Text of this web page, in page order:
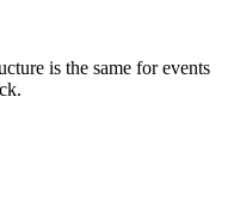
is the same for events